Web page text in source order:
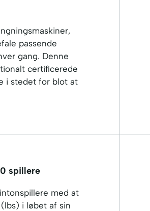
passende
gang. Denne
certificerede
i stedet for blot at
spillere
med at
i løbet af sin